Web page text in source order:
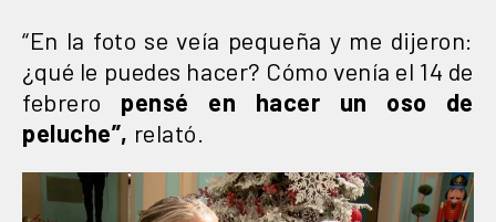
“En la foto se veía pequeña y me dijeron:
¿qué le puedes hacer? Cómo venía el 14 de
febrero pensé en hacer un oso de
peluche”, relató.